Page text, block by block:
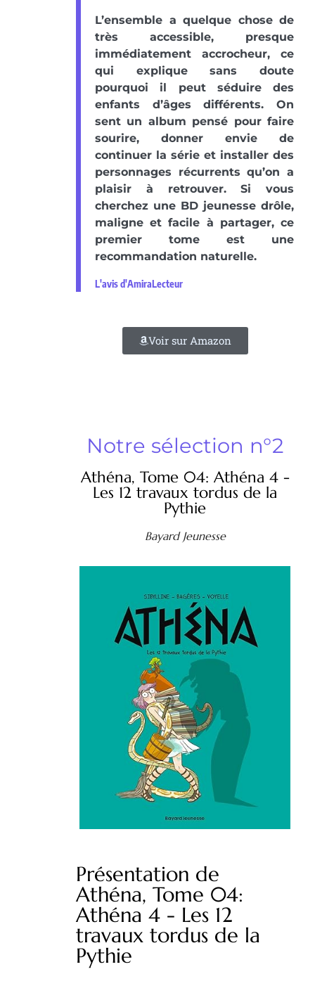
L’ensemble a quelque chose de
très accessible, presque
immédiatement accrocheur, ce
qui explique sans doute
pourquoi il peut séduire des
enfants d’âges différents. On
sent un album pensé pour faire
sourire, donner envie de
continuer la série et installer des
personnages récurrents qu’on a
plaisir à retrouver. Si vous
cherchez une BD jeunesse drôle,
maligne et facile à partager, ce
premier tome est une
recommandation naturelle.
L'avis d'AmiraLecteur
Voir sur Amazon
Notre sélection n°2
Athéna, Tome 04: Athéna 4 -
Les 12 travaux tordus de la
Pythie
Bayard Jeunesse
Présentation de
Athéna, Tome 04:
Athéna 4 - Les 12
travaux tordus de la
Pythie